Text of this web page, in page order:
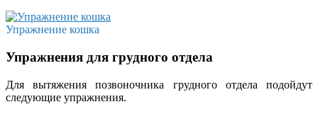
Упражнение кошка
Упражнения для грудного отдела
Для вытяжения позвоночника грудного отдела подойдут
следующие упражнения.